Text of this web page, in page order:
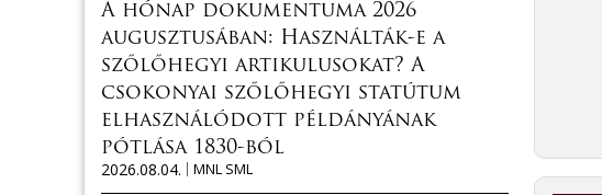
A hónap dokumentuma 2026
augusztusában: Használták-e a
szőlőhegyi artikulusokat? A
csokonyai szőlőhegyi statútum
elhasználódott példányának
pótlása 1830-ból
2026.08.04.
MNL SML